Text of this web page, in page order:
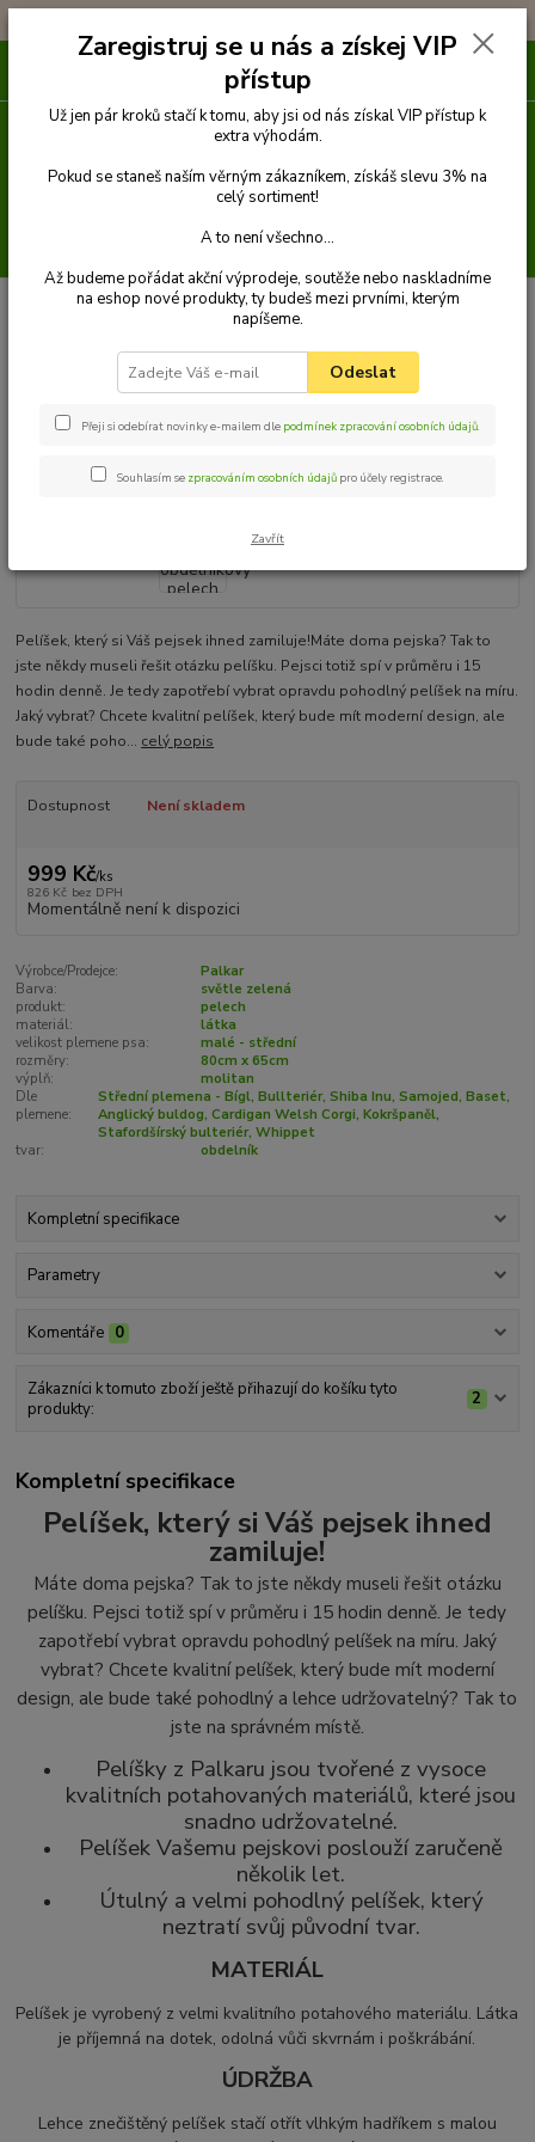
Pelechy
BOHO obdélníkový pelech pro psa, světle zelený - 80 cm x
BOHO obdélníkový pelech pro
psa, světle zelený - 80 cm x 65 cm
Pelíšek, který si Váš pejsek ihned zamiluje!Máte doma pejska? Tak to
jste někdy museli řešit otázku pelíšku. Pejsci totiž spí v průměru i 15
hodin denně. Je tedy zapotřebí vybrat opravdu pohodlný pelíšek na míru.
Jaký vybrat? Chcete kvalitní pelíšek, který bude mít moderní design, ale
bude také poho... celý popis
Dostupnost Není skladem
999 Kč/ks
826 Kč bez DPH
Momentálně není k dispozici
Výrobce/Prodejce:
Palkar
Barva:
světle zelená
produkt:
pelech
materiál:
látka
velikost plemene psa:
malé - střední
rozměry:
80cm x 65cm
výplň:
molitan
Dle
plemene:
Střední plemena - Bígl, Bullteriér, Shiba Inu, Samojed, Baset,
Anglický buldog, Cardigan Welsh Corgi, Kokršpaněl,
Stafordšírský bulteriér, Whippet
tvar:
obdelník
Kompletní specifikace
Parametry
Komentáře 0
Zákazníci k tomuto zboží ještě přihazují do košíku tyto
produkty:
2
Kompletní specifikace
Pelíšek, který si Váš pejsek ihned
zamiluje!
Máte doma pejska? Tak to jste někdy museli řešit otázku
pelíšku. Pejsci totiž spí v průměru i 15 hodin denně. Je tedy
zapotřebí vybrat opravdu pohodlný pelíšek na míru. Jaký
vybrat? Chcete kvalitní pelíšek, který bude mít moderní
design, ale bude také pohodlný a lehce udržovatelný? Tak to
jste na správném místě.
Pelíšky z Palkaru jsou tvořené z vysoce
kvalitních potahovaných materiálů, které jsou
snadno udržovatelné.
Pelíšek Vašemu pejskovi poslouží zaručeně
několik let.
Útulný a velmi pohodlný pelíšek, který
neztratí svůj původní tvar.
MATERIÁL
Pelíšek je vyrobený z velmi kvalitního potahového materiálu. Látka
je příjemná na dotek, odolná vůči skvrnám i poškrábání.
ÚDRŽBA
Lehce znečištěný pelíšek stačí otřít vlhkým hadříkem s malou
Zaregistruj se u nás a získej VIP
přístup
Už jen pár kroků stačí k tomu, aby jsi od nás získal VIP přístup k
extra výhodám.
Pokud se staneš naším věrným zákazníkem, získáš slevu 3% na
celý sortiment!
A to není všechno...
Až budeme pořádat akční výprodeje, soutěže nebo naskladníme
na eshop nové produkty, ty budeš mezi prvními, kterým
napíšeme.
Odeslat
Přeji si odebírat novinky e-mailem dle podmínek zpracování osobních údajů.
Souhlasím se zpracováním osobních údajů pro účely registrace.
Zavřít